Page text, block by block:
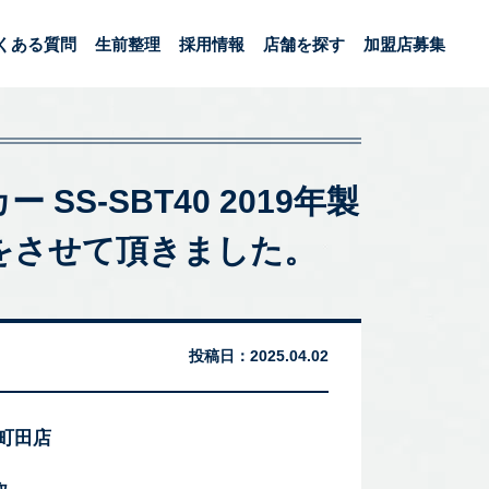
ある質問 生前整理 採用情報 店舗を探す 加盟店募集
SS-SBT40 2019年製
せて頂きました。
投稿日： 2025.04.02
田店